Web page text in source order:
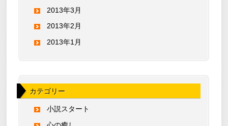
2013年3月
2013年2月
2013年1月
カテゴリー
小説スタート